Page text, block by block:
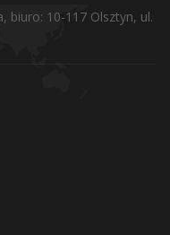
biuro: 10-117 Olsztyn, ul.